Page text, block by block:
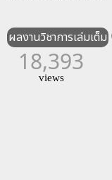
ผลงานวิชาการเล่มเต็ม
18,393
views